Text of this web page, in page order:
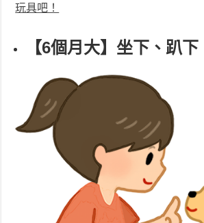
玩具吧！
【6個月大】坐下、趴